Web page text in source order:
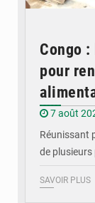
Congo
pour
7 août
Réunissant
de
SAVOIR PLUS